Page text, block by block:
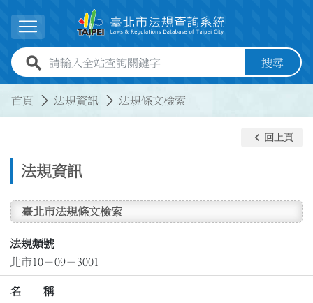
展開選單
全站查詢關鍵字欄位 搜尋
首頁 法規資訊 法規條文檢索
法規資訊
keyboard_arrow_left 回上頁
臺北市法規條文檢索
法規類號
北市10－09－3001
名 稱